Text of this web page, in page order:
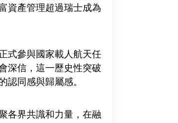
資產管理超過瑞士成為
式參與國家載人航天任
深信，這一歷史性突破
同感與歸屬感。
各界共識和力量，在融